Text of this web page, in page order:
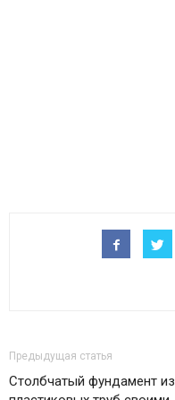
Предыдущая статья
Столбчатый фундамент из